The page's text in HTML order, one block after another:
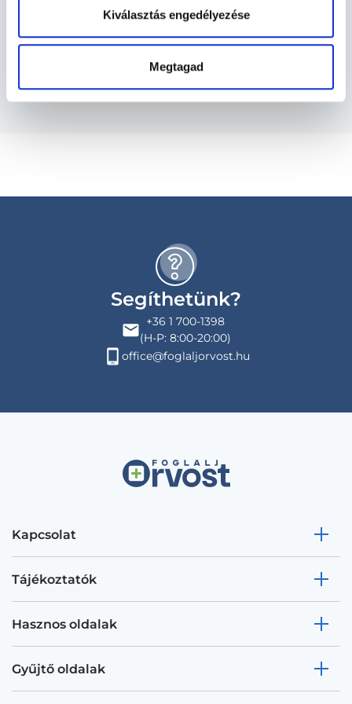
Kiválasztás engedélyezése
Megtagad
Szolgáltatások
Budapesti és vidéki reumatológus orvosok
Segíthetünk?
+36 1 700-1398
(H-P: 8:00-20:00)
office@foglaljorvost.hu
Kapcsolat
Tájékoztatók
Hasznos oldalak
Gyűjtő oldalak